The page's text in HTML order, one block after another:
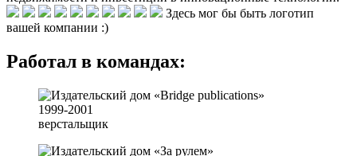
Здесь мог бы быть логотип
вашей компании :)
Работал в командах:
1999-2001
верстальщик